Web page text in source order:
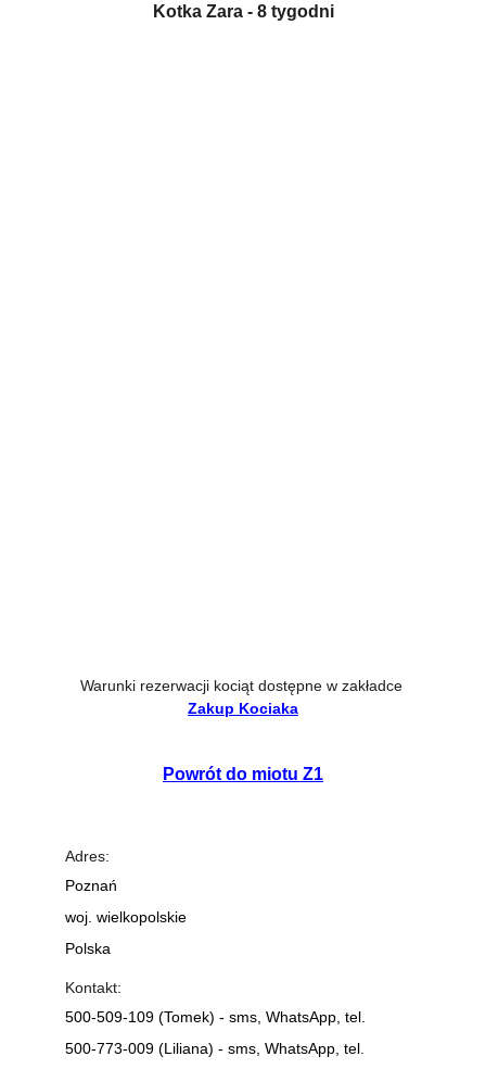
Kotka Zara - 8 tygodni
Powrót do miotu Z1
Warunki rezerwacji kociąt dostępne w zakładce
Zakup Kociaka
Adres:
Poznań
woj. wielkopolskie
Polska
Kontakt:
500-509-109 (Tomek) - sms, WhatsApp, tel.
500-773-009 (Liliana) - sms, WhatsApp, tel.